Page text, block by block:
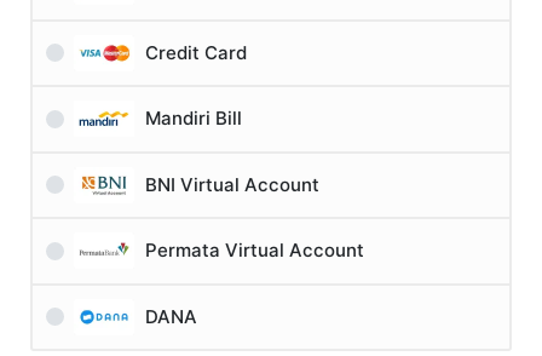
Credit Card
Mandiri Bill
BNI Virtual Account
Permata Virtual Account
DANA